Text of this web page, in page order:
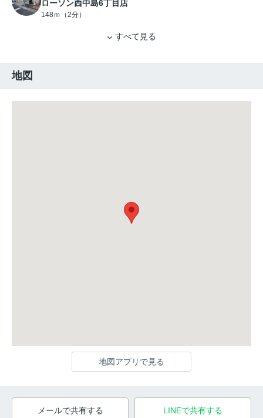
ローソン西中島6丁目店
148ｍ（2分）
すべて見る
地図
地図アプリで見る
メールで共有する LINEで共有する